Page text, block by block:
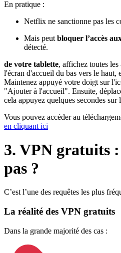
En pratique :
Netflix ne sanctionne pas les
Mais peut bloquer l’accès
détecté.
de votre tablette, affichez toutes
l'écran d'accueil du bas vers le haut,
Maintenez appuyé votre doigt sur
"Ajouter à l'accueil". Ensuite,
cela appuyez quelques secondes
Vous pouvez accéder au
en cliquant ici
3. VPN gratuits
pas ?
C’est l’une des requêtes les plus
La réalité des VPN gratuits
Dans la grande majorité des cas :